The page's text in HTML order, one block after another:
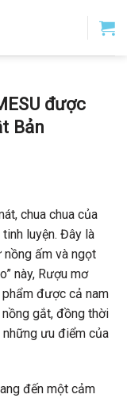
được
Bản
chua chua của
luyện. Đây là
ấm và ngọt
này, Rượu mơ
được cả nam
gắt, đồng thời
ưu điểm của
đến một cảm